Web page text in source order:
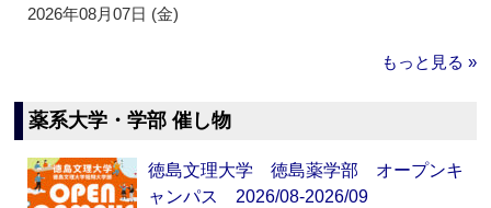
2026年08月07日 (金)
もっと見る »
薬系大学・学部 催し物
徳島文理大学 徳島薬学部 オープンキ
ャンパス 2026/08-2026/09